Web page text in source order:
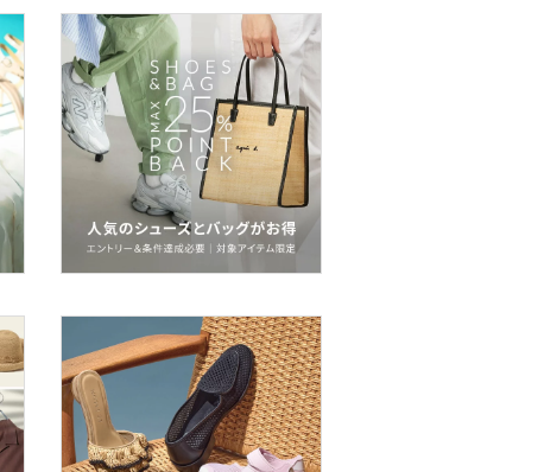
2026.05.22
フルレングスなのに涼しい！オンオフ使える“接触
2026.05.01